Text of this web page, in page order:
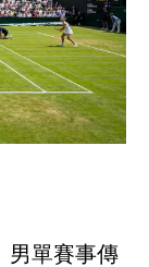
男單賽事傳